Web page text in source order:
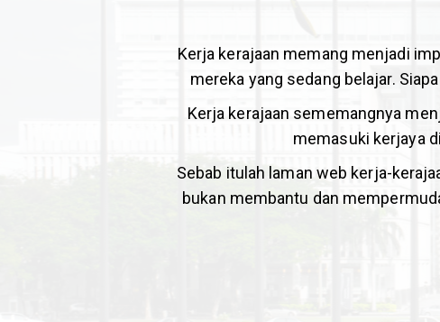
Kerja kerajaan memang menjadi
mereka yang sedang belajar.
Kerja kerajaan sememangnya
memasuki kerjaya
Sebab itulah laman web kerja-
bukan membantu dan